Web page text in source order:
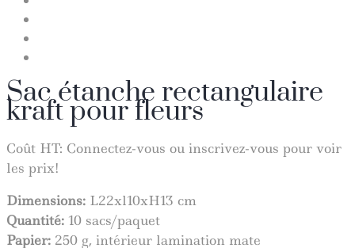
Sac étanche rectangulaire
kraft pour fleurs
Coût HT: Connectez-vous ou inscrivez-vous pour voir
les prix!
Dimensions: L22xl10xH13 cm
Quantité: 10 sacs/paquet
Papier: 250 g, intérieur lamination mate